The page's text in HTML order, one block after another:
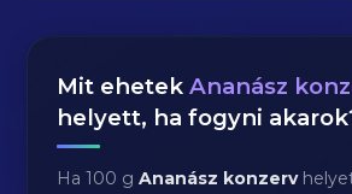
Mit ehetekAnanász
helyett, ha fogyni
Ha 100 gAnanász konzerv